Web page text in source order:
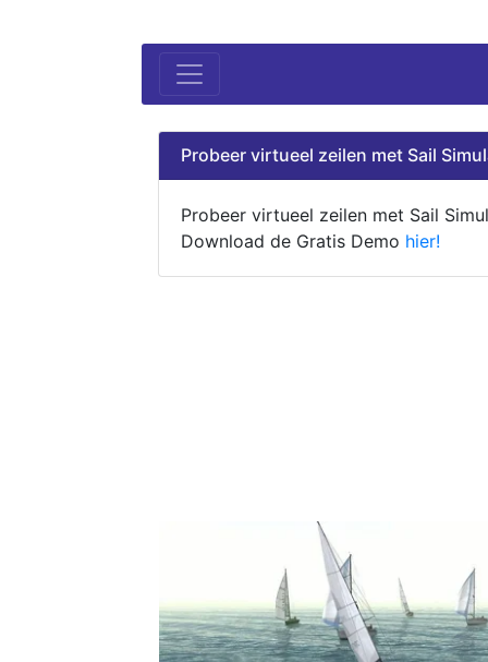
Probeer virtueel zeilen met Sail
Probeer virtueel zeilen met Sail
Download de Gratis Demo hier!